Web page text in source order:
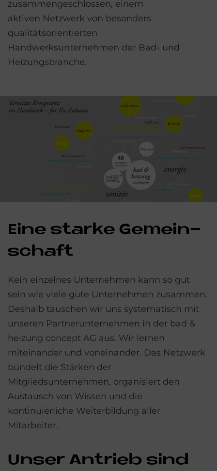
zusammengeschlossen, einem
aktiven Netzwerk von besonders
qualitätsorientierten
Handwerksunternehmen der Bad- und
Heizungsbranche.
Eine star­ke Ge­mein­
schaft
Kein einzelnes Unternehmen kann so gut
sein wie viele gute Unternehmen zusammen.
Deshalb tauschen wir uns systematisch mit
unseren Partnerunternehmen in der bad &
heizung concept AG aus. Wir lernen
miteinander und voneinander. Das Netzwerk
bündelt die Stärken der
Mitgliedsunternehmen, organisiert den
Austausch von Wissen und die
kontinuierliche Weiterbildung aller
Mitarbeiter.
Un­ser An­trieb sind